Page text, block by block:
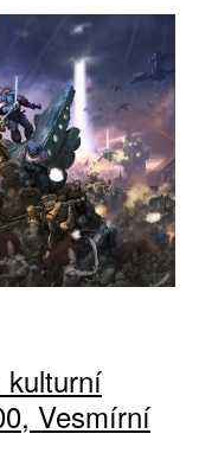
kulturní
Vesmírní